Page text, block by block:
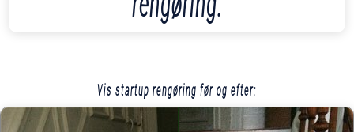
Vis startup rengøring før og efter: